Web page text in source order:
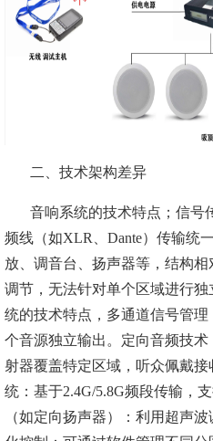
二、 技术架构差异
音响系统的技术特点；信号
频线（如XLR、Dante）传输统
放、调音台、扬声器等，结构
调节，无法针对单个区域进行
统的技术特点，多通道信号管
个音源独立输出。定向音频技
射器覆盖特定区域，听众佩戴
统：基于2.4G/5.8G频段传输，
（如定向扬声器）：利用超声